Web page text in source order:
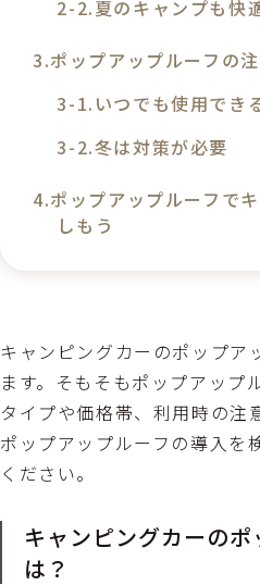
夏のキャンプも快
ポップアップルーフの
いつでも使用でき
冬は対策が必要
ポップアップルーフで
しもう
キャンピングカーのポップア
ます。そもそもポップアップ
タイプや価格帯、利用時の注
ポップアップルーフの導入を
ください。
キャンピングカーの
は？